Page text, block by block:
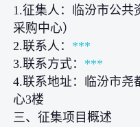
1.征集人：临汾市公共
采购中心）
2.联系人： ***
3.联系方式： ***
4.联系地址：临汾市尧
心3楼
三、征集项目概述